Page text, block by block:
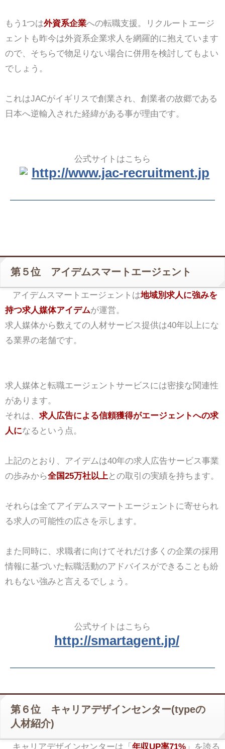
もう1つは外資系企業への転職支援。リクルートエージ
ェントも昨今は外資系企業求人を網羅的に抱えています
ので、そちらで物足りない場合に併用を検討してもよい
でしょう。
これはJACがイギリスで創業され、創業者の故郷である
日本へ逆輸入された経緯がある事が理由です。
公式サイトはこちら
http://www.jac-recruitment.jp
第５位 アイデムスマートエージェント
アイデムスマートエージェントは地域別求人に強みを
持つ求人媒体アイデムが運営。
求人媒体から数えての人材サービス提供は40年以上にな
る業界の老舗です。
求人媒体と転職エージェントサービスには密接な関連性
があります。
それは、 求人広告による信頼獲得がエージェントへの求
人になるという点。
上記のとおり、アイデムは40年の求人広告サービス事業
の歩みから全国25万社以上 との取引の実績を持ちます。
それらは全てアイデムスマートエージェントに寄せられ
る求人の可能性の広さを示します。
また同時に、求職者に向けてそれだけ多くの企業の採用
情報に基づいた転職活動のアドバイスができることも紛
れもない強みと言えるでしょう。
公式サイトはこちら
http://smartagent.jp/
第６位 キャリアデザインセンター(typeの
人材紹介)
キャリアデザインセンターは「 年収UP率71%」を誇る